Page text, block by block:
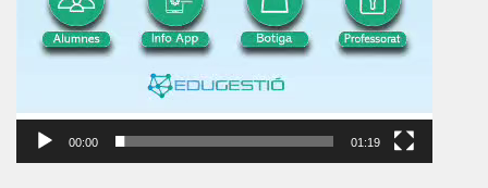
00:00 01:19